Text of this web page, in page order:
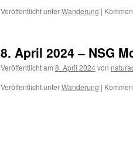
Veröffentlicht unterWanderung |
8. April 2024 – NSG
Veröffentlicht am 8. April 2024von
Veröffentlicht unterWanderung |